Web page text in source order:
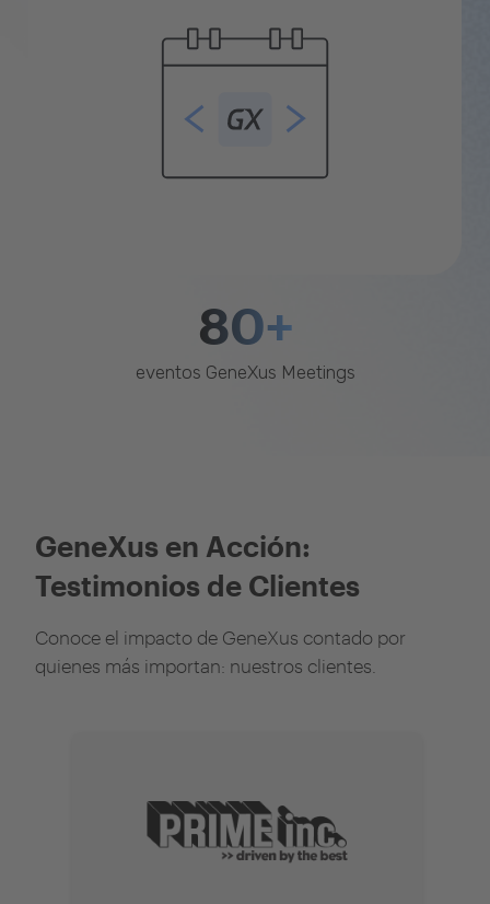
80+
eventos GeneXus Meetings
GeneXus en Acción:
Testimonios de Clientes
Conoce el impacto de GeneXus contado por
quienes más importan: nuestros clientes.